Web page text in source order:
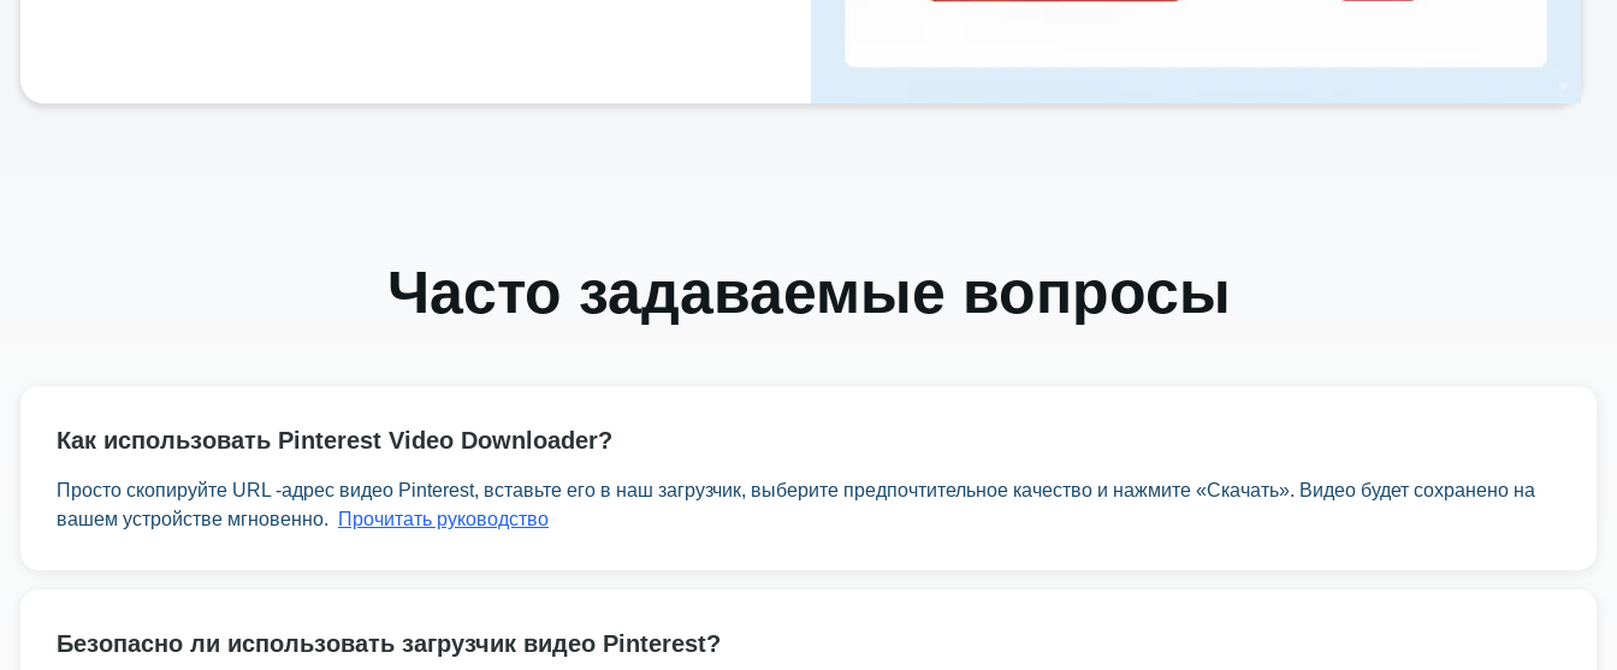
Часто задаваемые вопросы
Как использовать Pinterest Video Downloader?
Просто скопируйте URL -адрес видео Pinterest, вставьте его в наш загрузчик, выберите предпочтительное качество и нажмите «Скачать». Видео будет сохранено на
вашем устройстве мгновенно.
Прочитать руководство
Безопасно ли использовать загрузчик видео Pinterest?